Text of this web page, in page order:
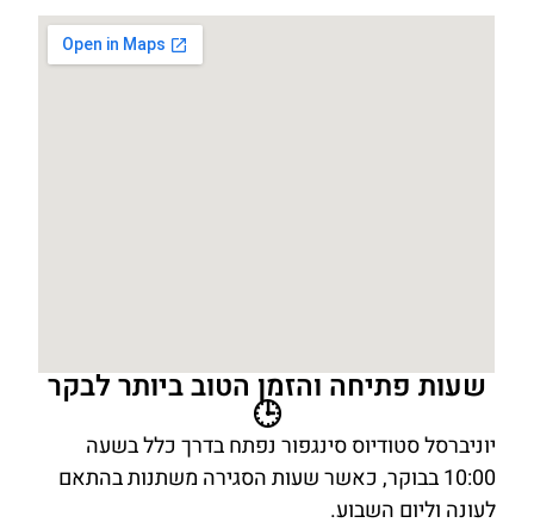
שעות פתיחה והזמן הטוב ביותר לבקר
🕒
יוניברסל סטודיוס סינגפור נפתח בדרך כלל בשעה
10:00 בבוקר, כאשר שעות הסגירה משתנות בהתאם
לעונה וליום השבוע.